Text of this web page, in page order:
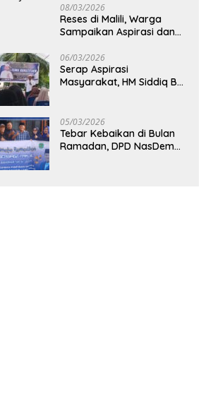
08/03/2026
Reses di Malili, Warga
Sampaikan Aspirasi dan
Pembangunan
Berkelanjutan
06/03/2026
Serap Aspirasi
Masyarakat, HM Siddiq BM
Timur
05/03/2026
Tebar Kebaikan di Bulan
Ramadan, DPD NasDem